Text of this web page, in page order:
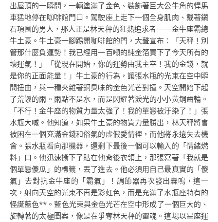
出屋頂的一瞬間，一輛塗滿了金色、裝飾著巨大公牛角的悍馬
車猛地停在咖啡館門口。駕駛座上走下一個全身肌肉、戴著鑽
石項圈的男人，那人正是林天秤的狂熱追求者——金牛座霸總
牛土豪。牛土豪一腳踢開咖啡館的門，大聲宣布：「天秤！別
管那什麼負運勢！我已經用一百噸的純金箔買下了今天所有的
壞運氣！」「從現在開始，你的運勢由我主宰！我的金錢，就
是你的正面能量！」牛土豪的行為，讓張水瓶的光束在空中瞬
間扭曲，與一種夾雜著銅臭味的金色光芒對撞。天空開始下起
了荒謬的雨。雨點不是水，而是閃耀著淚光的小小黃銅齒輪。
「不行！金牛座的物質力量太強了！我的單戀被汙染了！」張
水瓶大喊。他知道，如果牛土豪的物質力量勝出，林天秤將會
被困在一個充滿金錢和俗氣的虛假愛情裡，而他將永遠失去機
會。張水瓶看向那機器，還剩下最後一個可以輸入的「情緒燃
料」口。他迅速撕下了貼在他背後衣領上，那張寫著「我就是
個單戀傻瓜」的標籤，丟了進去。他必須用自己最真實的「傻
氣」去對抗金牛座的「霸氣」！調節器再次發出轟鳴，這一
次，射向天空的光束不再是彩虹色，而是充滿了水瓶座特有的
怪誕藍色**。藍色光束與金色光芒在空中形成了一個巨大的、
旋轉著的太極圖案，像是在爭奪林天秤的靈魂。這場以星座運